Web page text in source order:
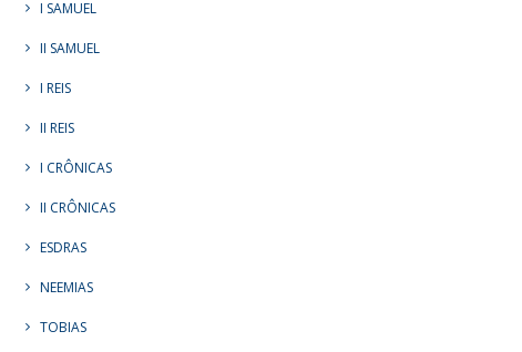
I SAMUEL
II SAMUEL
I REIS
II REIS
I CRÔNICAS
II CRÔNICAS
ESDRAS
NEEMIAS
TOBIAS